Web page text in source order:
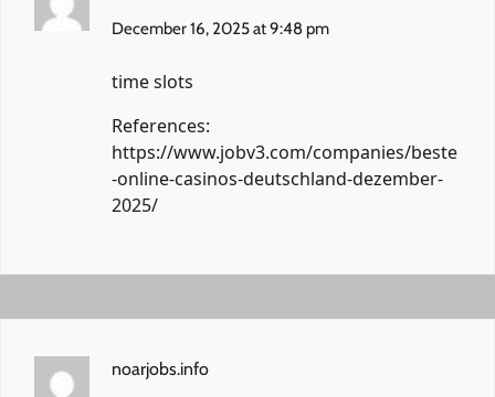
December 16, 2025 at 9:48 pm
time slots
References:
https://www.jobv3.com/companies/beste
-online-casinos-deutschland-dezember-
2025/
noarjobs.info